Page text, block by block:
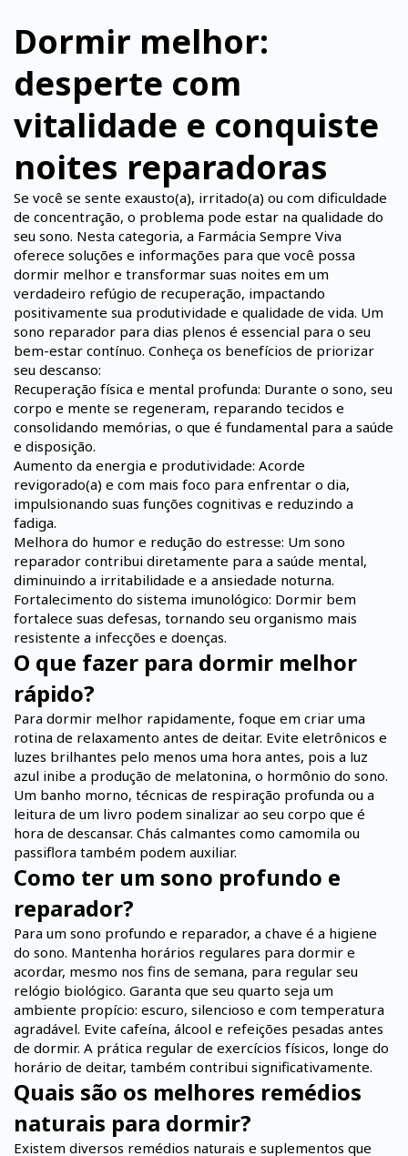
Dormir melhor:
desperte com
vitalidade e conquiste
noites reparadoras
Se você se sente exausto(a), irritado(a) ou com dificuldade
de concentração, o problema pode estar na qualidade do
seu sono. Nesta categoria, a Farmácia Sempre Viva
oferece soluções e informações para que você possa
dormir melhor e transformar suas noites em um
verdadeiro refúgio de recuperação, impactando
positivamente sua produtividade e qualidade de vida. Um
sono reparador para dias plenos é essencial para o seu
bem-estar contínuo. Conheça os benefícios de priorizar
seu descanso:
Recuperação física e mental profunda: Durante o sono, seu
corpo e mente se regeneram, reparando tecidos e
consolidando memórias, o que é fundamental para a saúde
e disposição.
Aumento da energia e produtividade: Acorde
revigorado(a) e com mais foco para enfrentar o dia,
impulsionando suas funções cognitivas e reduzindo a
fadiga.
Melhora do humor e redução do estresse: Um sono
reparador contribui diretamente para a saúde mental,
diminuindo a irritabilidade e a ansiedade noturna.
Fortalecimento do sistema imunológico: Dormir bem
fortalece suas defesas, tornando seu organismo mais
resistente a infecções e doenças.
O que fazer para dormir melhor
rápido?
Para dormir melhor rapidamente, foque em criar uma
rotina de relaxamento antes de deitar. Evite eletrônicos e
luzes brilhantes pelo menos uma hora antes, pois a luz
azul inibe a produção de melatonina, o hormônio do sono.
Um banho morno, técnicas de respiração profunda ou a
leitura de um livro podem sinalizar ao seu corpo que é
hora de descansar. Chás calmantes como camomila ou
passiflora também podem auxiliar.
Como ter um sono profundo e
reparador?
Para um sono profundo e reparador, a chave é a higiene
do sono. Mantenha horários regulares para dormir e
acordar, mesmo nos fins de semana, para regular seu
relógio biológico. Garanta que seu quarto seja um
ambiente propício: escuro, silencioso e com temperatura
agradável. Evite cafeína, álcool e refeições pesadas antes
de dormir. A prática regular de exercícios físicos, longe do
horário de deitar, também contribui significativamente.
Quais são os melhores remédios
naturais para dormir?
Existem diversos remédios naturais e suplementos que